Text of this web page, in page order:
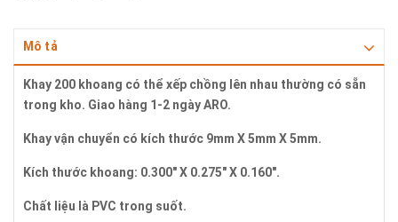
Mô tả
Khay 200 khoang có thể xếp chồng lên nhau thường có sẵn
trong kho. Giao hàng 1-2 ngày ARO.
Khay vận chuyển có kích thước 9mm X 5mm X 5mm.
Kích thước khoang: 0.300" X 0.275" X 0.160".
Chất liệu là PVC trong suốt.